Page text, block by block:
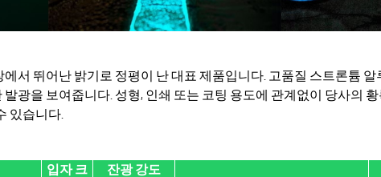
서 뛰어난 밝기로 정평이 난 대표 제품입니다. 고품질 스트론튬 알
광을 보여줍니다. 성형, 인쇄 또는 코팅 용도에 관계없이 당사의
있습니다.
입자 크
잔광 강도